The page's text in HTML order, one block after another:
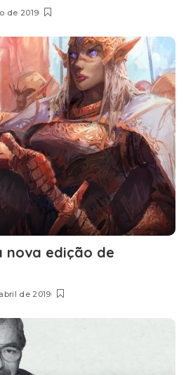
de 2019
nova edição de
de 2019